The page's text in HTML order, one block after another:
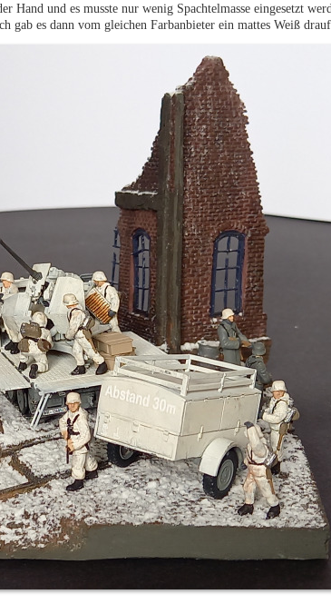
und es musste nur wenig Spachtelmasse eingesetzt
gab es dann vom gleichen Farbanbieter ein mattes Weiß